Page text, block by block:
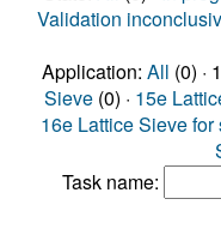
Validation
Application: All (0) ·
Sieve (0) · 15e
16e Lattice Sieve
Task name: